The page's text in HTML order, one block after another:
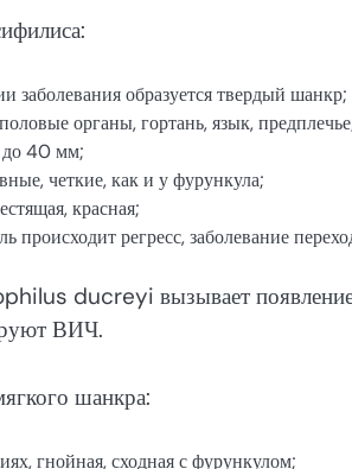
заболевания образуется твердый шанкр;
органы, гортань, язык,
до 40 мм;
четкие, как и у фурункула;
красная;
происходит регресс, заболевание
ducreyi вызывает появление
ВИЧ.
шанкра:
гнойная, сходная с фурункулом;